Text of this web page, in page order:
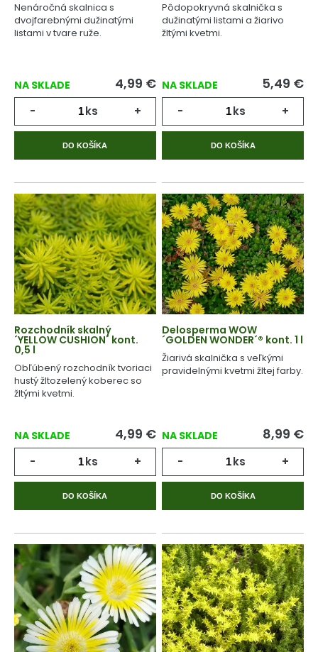
Nenáročná skalnica s
dvojfarebnými dužinatými
listami v tvare ruže.
NA SKLADE 4,99 €
- ks +
DO KOŠÍKA
Pôdopokryvná skalnička s
dužinatými listami a žiarivo
žltými kvetmi.
NA SKLADE 5,49 €
- ks +
DO KOŠÍKA
Rozchodník skalný
´YELLOW CUSHION´ kont.
0,5 l
Obľúbený rozchodník tvoriaci
hustý žltozelený koberec so
žltými kvetmi.
NA SKLADE 4,99 €
- ks +
DO KOŠÍKA
Delosperma WOW
´GOLDEN WONDER´® kont. 1 l
Žiarivá skalnička s veľkými
pravidelnými kvetmi žltej farby.
NA SKLADE 8,99 €
- ks +
DO KOŠÍKA